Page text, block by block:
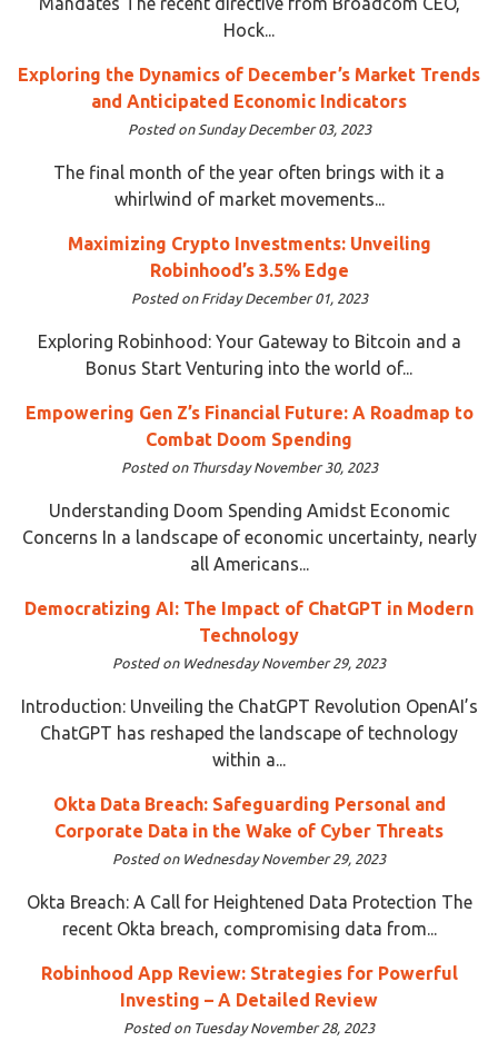
Hock...
Exploring the Dynamics of December’s Market Trends
and Anticipated Economic Indicators
Posted on Sunday December 03, 2023
The final month of the year often brings with it a
whirlwind of market movements...
Maximizing Crypto Investments: Unveiling
Robinhood’s 3.5% Edge
Posted on Friday December 01, 2023
Exploring Robinhood: Your Gateway to Bitcoin and a
Bonus Start Venturing into the world of...
Empowering Gen Z’s Financial Future: A Roadmap to
Combat Doom Spending
Posted on Thursday November 30, 2023
Understanding Doom Spending Amidst Economic
Concerns In a landscape of economic uncertainty, nearly
all Americans...
Democratizing AI: The Impact of ChatGPT in Modern
Technology
Posted on Wednesday November 29, 2023
Introduction: Unveiling the ChatGPT Revolution OpenAI’s
ChatGPT has reshaped the landscape of technology
within a...
Okta Data Breach: Safeguarding Personal and
Corporate Data in the Wake of Cyber Threats
Posted on Wednesday November 29, 2023
Okta Breach: A Call for Heightened Data Protection The
recent Okta breach, compromising data from...
Robinhood App Review: Strategies for Powerful
Investing – A Detailed Review
Posted on Tuesday November 28, 2023